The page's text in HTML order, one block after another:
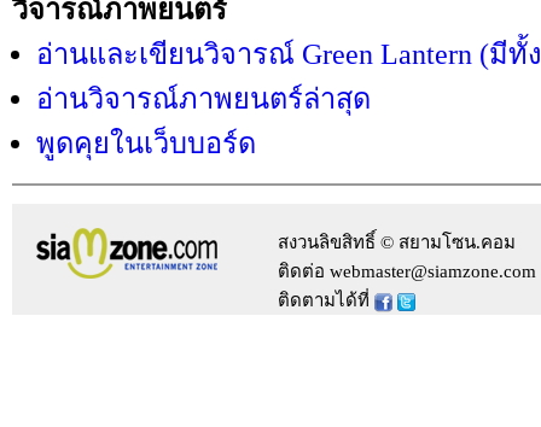
วิจารณ์ภาพยนตร์
อ่านและเขียนวิจารณ์ Green Lantern (มี
อ่านวิจารณ์ภาพยนตร์ล่าสุด
พูดคุยในเว็บบอร์ด
สงวนลิขสิทธิ์ © สยามโซน.คอม
ติดต่อ webmaster@siamzone.com
ติดตามได้ที่